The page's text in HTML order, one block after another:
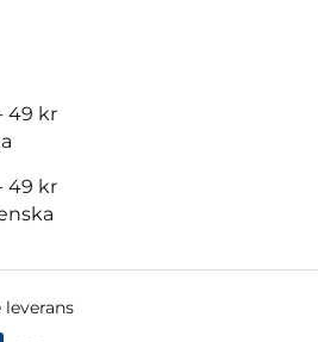
49 kr
49 kr